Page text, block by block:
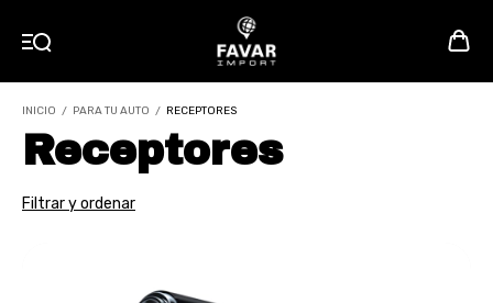
INICIO / PARA TU AUTO / RECEPTORES
Receptores
Filtrar y ordenar